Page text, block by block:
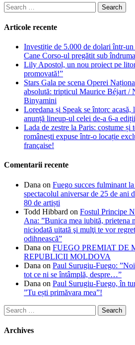
Search
for:
Articole recente
Investiție de 5.000 de dolari într-
Cane Corso-ul pregătit sub
Lily Apostol, un nou proiect pe
promovată!”
Stars Gala pe scena Operei
absolută: tripticul Maurice Béjart /
Binyamini
Loredana și Speak se întorc acasă,
anunță lineup-ul celei de-a 6-a ediții
Lada de zestre la Paris: costume și
românești expuse într-o locație
française!
Comentarii recente
Dana on Fuego succes fulminant
spectacolul aniversar de 25 de ani
80 de artiști
Todd Hibbard on Fostul Principe
Ana: ”Bunica mea iubită, prietena
niciodată uitată şi mulţi te vor
odihnească”
Dana on FUEGO PREMIAT DE
REPUBLICII MOLDOVA
Dana on Paul Surugiu-Fuego:
tot ce ni se întâmplă, despre…”
Dana on Paul Surugiu-Fuego, în
”Tu ești primăvara mea”!
Search
for:
Archives